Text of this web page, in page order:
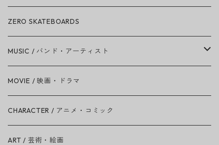
ZERO SKATEBOARDS
MUSIC / バンド・アーティスト
Amy Winehouse
Ariana Grande
BAD RELIGION
MOVIE / 映画・ドラマ
CHARACTER / アニメ・コミック
ART / 芸術・絵画